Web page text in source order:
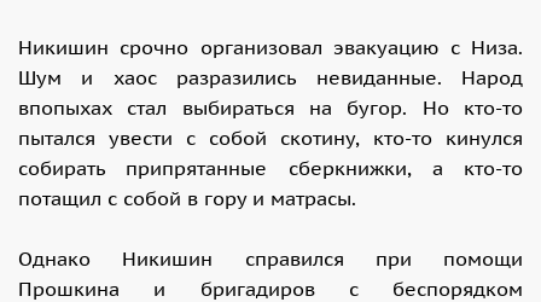
Никишин срочно организовал эвакуацию с Низа.
Шум и хаос разразились невиданные. Народ
впопыхах стал выбираться на бугор. Но кто-то
пытался увести с собой скотину, кто-то кинулся
собирать припрятанные сберкнижки, а кто-то
потащил с собой в гору и матрасы.
Однако Никишин справился при помощи
Прошкина и бригадиров с беспорядком